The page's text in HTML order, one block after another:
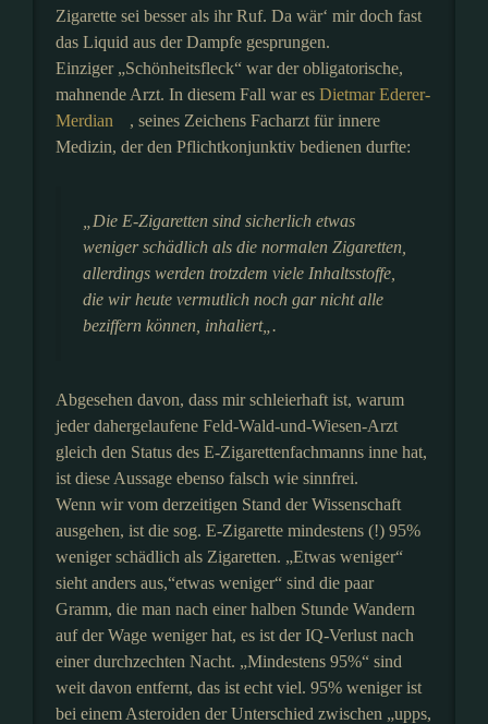
Zigarette sei besser als ihr Ruf. Da wär‘ mir doch fast
das Liquid aus der Dampfe gesprungen.
Einziger „Schönheitsfleck“ war der obligatorische,
mahnende Arzt. In diesem Fall war es Dietmar Ederer-
Merdian
, seines Zeichens Facharzt für innere
Medizin, der den Pflichtkonjunktiv bedienen durfte:
Die E-Zigaretten sind sicherlich etwas
weniger schädlich als die normalen Zigaretten,
allerdings werden trotzdem viele Inhaltsstoffe,
die wir heute vermutlich noch gar nicht alle
beziffern können, inhaliert„.
Abgesehen davon, dass mir schleierhaft ist, warum
jeder dahergelaufene Feld-Wald-und-Wiesen-Arzt
gleich den Status des E-Zigarettenfachmanns inne hat,
ist diese Aussage ebenso falsch wie sinnfrei.
Wenn wir vom derzeitigen Stand der Wissenschaft
ausgehen, ist die sog. E-Zigarette mindestens (!) 95%
weniger schädlich als Zigaretten. „Etwas weniger“
sieht anders aus,“etwas weniger“ sind die paar
Gramm, die man nach einer halben Stunde Wandern
auf der Wage weniger hat, es ist der IQ-Verlust nach
einer durchzechten Nacht. „Mindestens 95%“ sind
weit davon entfernt, das ist echt viel. 95% weniger ist
bei einem Asteroiden der Unterschied zwischen „upps,